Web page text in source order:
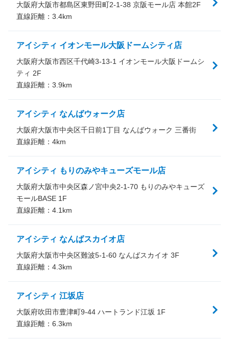
大阪府大阪市都島区東野田町2-1-38 京阪モール店 本館2F
直線距離： 3.4km
アイシティ イオンモール大阪ドームシティ店
大阪府大阪市西区千代崎3-13-1 イオンモール大阪ドームシ
ティ 2F
直線距離： 3.9km
アイシティ なんばウォーク店
大阪府大阪市中央区千日前1丁目 なんばウォーク 三番街
直線距離： 4km
アイシティ もりのみやキューズモール店
大阪府大阪市中央区森ノ宮中央2-1-70 もりのみやキューズ
モールBASE 1F
直線距離： 4.1 km
アイシティ なんばスカイオ店
大阪府大阪市中央区難波5-1-60 なんばスカイオ 3F
直線距離： 4.3km
アイシティ 江坂店
大阪府吹田市豊津町9-44 ハートランド江坂 1F
直線距離： 6.3km